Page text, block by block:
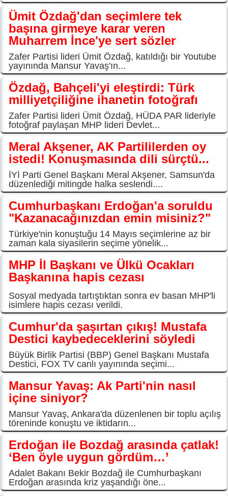
Ümit Özdağ'dan seçimlere tek
başına girmeye karar veren
Muharrem İnce'ye sert sözler
Zafer Partisi lideri Ümit Özdağ, katıldığı bir Youtube
yayınında Mansur Yavaş'ın...
Özdağ, Bahçeli'yi eleştirdi: Türk
milliyetçiliğine ihanetin fotoğrafı
Zafer Partisi lideri Ümit Özdağ, HÜDA PAR lideriyle
fotoğraf paylaşan MHP lideri Devlet...
Meral Akşener, AK Partililerden oy
istedi! Konuşmasında dili sürçtü...
İYİ Parti Genel Başkanı Meral Akşener, Samsun'da
düzenlediği mitingde halka seslendi....
Cumhurbaşkanı Erdoğan'a soruldu
"Kazanacağınızdan emin misiniz?"
Türkiye'nin konuştuğu 14 Mayıs seçimlerine az bir
zaman kala siyasilerin seçime yönelik...
MHP İl Başkanı ve Ülkü Ocakları
Başkanına hapis cezası
Sosyal medyada tartıştıktan sonra ev basan MHP'li
isimlere hapis cezası verildi.
Cumhur'da şaşırtan çıkış! Mustafa
Destici kaybedeceklerini söyledi
Büyük Birlik Partisi (BBP) Genel Başkanı Mustafa
Destici, FOX TV canlı yayınında seçimi...
Mansur Yavaş: Ak Parti'nin nasıl
içine siniyor?
Mansur Yavaş, Ankara'da düzenlenen bir toplu açılış
töreninde konuştu ve iktidarın...
Erdoğan ile Bozdağ arasında çatlak!
‘Ben öyle uygun gördüm…’
Adalet Bakanı Bekir Bozdağ ile Cumhurbaşkanı
Erdoğan arasında kriz yaşandığı öne...